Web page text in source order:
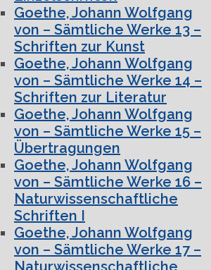
Goethe, Johann Wolfgang
von – Sämtliche Werke 13 –
Schriften zur Kunst
Goethe, Johann Wolfgang
von – Sämtliche Werke 14 –
Schriften zur Literatur
Goethe, Johann Wolfgang
von – Sämtliche Werke 15 –
Übertragungen
Goethe, Johann Wolfgang
von – Sämtliche Werke 16 –
Naturwissenschaftliche
Schriften I
Goethe, Johann Wolfgang
von – Sämtliche Werke 17 –
Naturwissenschaftliche